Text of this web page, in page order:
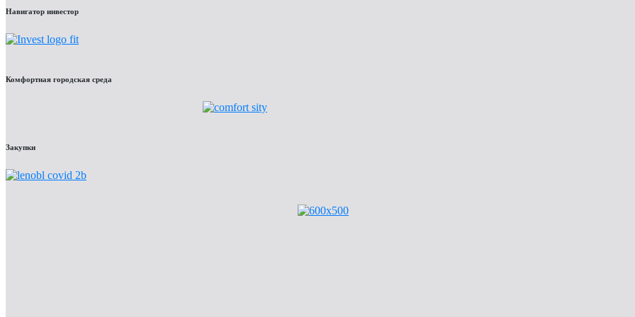
Навигатор инвестор
Комфортная городская среда
Закупки